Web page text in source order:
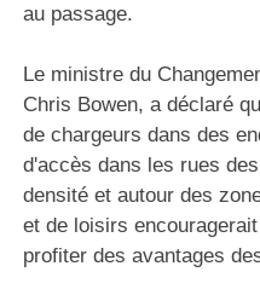
au passage.
Le ministre du
Chris Bowen, a déclaré
de chargeurs dans des
d'accès dans les rues
densité et autour des
et de loisirs
profiter des avantages